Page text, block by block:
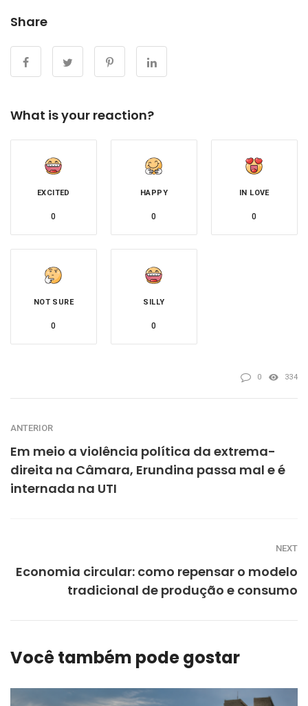
Share
What is your reaction?
EXCITED
0
HAPPY
0
IN LOVE
0
NOT SURE
0
SILLY
0
0 334
ANTERIOR
Em meio a violência política da extrema-
direita na Câmara, Erundina passa mal e é
internada na UTI
NEXT
Economia circular: como repensar o modelo
tradicional de produção e consumo
Você também pode gostar